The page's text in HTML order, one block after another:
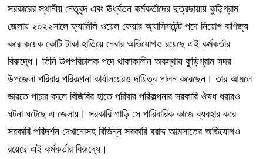
সরকারের স্থানীয় নেতৃবৃন্দ এবং ঊর্ধ্বতন কর্মকর্তাদের ছত্রছায়ায় কুড়িগ্রাম
জেলায় ২০২২সালে ফ্যামিলি ওয়েল ফেয়ার অ্যাসিসটেন্ট পদে নিয়োগ বাণিজ্য
করে কয়েক কোটি টাকা হাতিয়ে নেবার অভিযোগও রয়েছে এই কর্মকর্তার
বিরুদ্ধে। তিনি উপপরিচালক পদে থাকাকালীন অবস্থায় কুড়িগ্রাম সদর
উপজেলা পরিবার পরিকল্পনা কার্যালয়েরও দায়িত্ব পালন করেছেন। তার আমলে
ভারতে পাচার কালে বিজিবির হাতে পরিবার পরিকল্পনার সরকারি ঔষধ ধরারও
ঘটনা ঘটেছে এ জেলায়। সরকারি গাড়ি সে পারিবারিক কাজে ব্যবহার করে
সরকারি পরিদর্শন দেখানোসহ বিভিন্ন সরকারি বরাদ্দ আত্মসাতের অভিযোগও
রয়েছে এই কর্মকর্তার বিরুদ্ধে।